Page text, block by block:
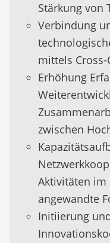
Stärkung von
Verbindung
mittels
Erhöhung
zwischen
Aktivitäten im
angewandte
Initiierung